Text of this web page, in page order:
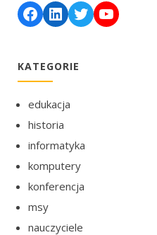
Facebook
LinkedIn
TwitterYouTube
KATEGORIE
edukacja
historia
informatyka
komputery
konferencja
msy
nauczyciele